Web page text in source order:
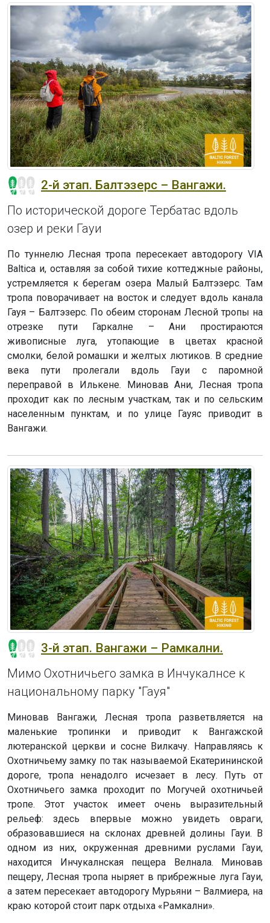
2-й этап. Балтэзерс – Вангажи.
По исторической дороге Тербатас вдоль
озер и реки Гауи
По туннелю Лесная тропа пересекает автодорогу VIA
Baltica и, оставляя за собой тихие коттеджные районы,
устремляется к берегам озера Малый Балтэзерс. Там
тропа поворачивает на восток и следует вдоль канала
Гауя – Балтэзерс. По обеим сторонам Лесной тропы на
отрезке пути Гаркалне – Ани простираются
живописные луга, утопающие в цветах красной
смолки, белой ромашки и желтых лютиков. В средние
века пути пролегали вдоль Гауи с паромной
переправой в Илькене. Миновав Ани, Лесная тропа
проходит как по лесным участкам, так и по сельским
населенным пунктам, и по улице Гауяс приводит в
Вангажи.
3-й этап. Вангажи – Рамкални.
Мимо Охотничьего замка в Инчукалнсе к
национальному парку "Гауя"
Миновав Вангажи, Лесная тропа разветвляется на
маленькие тропинки и приводит к Вангажской
лютеранской церкви и сосне Вилкачу. Направляясь к
Охотничьему замку по так называемой Екатерининской
дороге, тропа ненадолго исчезает в лесу. Путь от
Охотничьего замка проходит по Могучей охотничьей
тропе. Этот участок имеет очень выразительный
рельеф: здесь впервые можно увидеть овраги,
образовавшиеся на склонах древней долины Гауи. В
одном из них, окруженная древними руслами Гауи,
находится Инчукалнская пещера Велнала. Миновав
пещеру, Лесная тропа ныряет в прибрежные луга Гауи,
а затем пересекает автодорогу Мурьяни – Валмиера, на
краю которой стоит парк отдыха «Рамкални».